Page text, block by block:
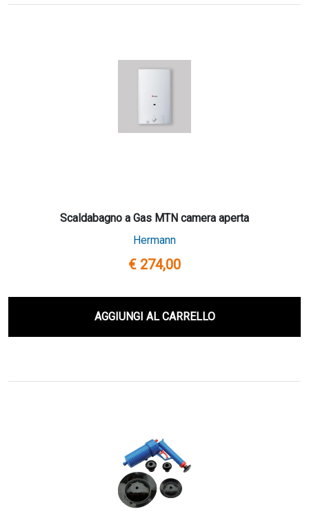
Scaldabagno a Gas MTN camera aperta
Hermann
€ 274,00
AGGIUNGI AL CARRELLO